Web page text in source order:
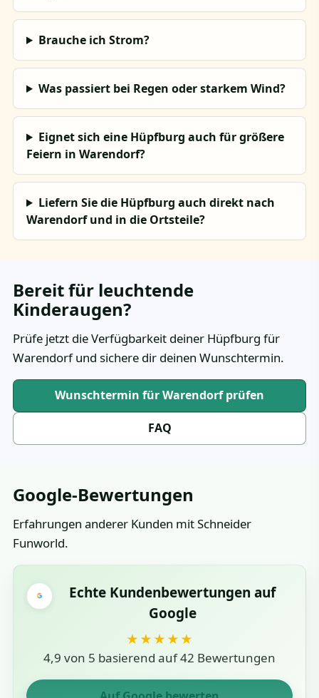
Brauche ich Strom?
Was passiert bei Regen oder starkem Wind?
Eignet sich eine Hüpfburg auch für größere
Feiern in Warendorf?
Liefern Sie die Hüpfburg auch direkt nach
Warendorf und in die Ortsteile?
Bereit für leuchtende
Kinderaugen?
Prüfe jetzt die Verfügbarkeit deiner Hüpfburg für
Warendorf und sichere dir deinen Wunschtermin.
Wunschtermin für Warendorf prüfen
FAQ
Google-Bewertungen
Erfahrungen anderer Kunden mit Schneider
Funworld.
Echte Kundenbewertungen auf
Google
★★★★★
4,9 von 5 basierend auf 42 Bewertungen